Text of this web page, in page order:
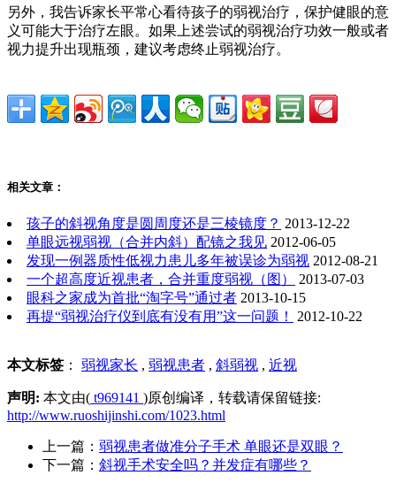
另外，我告诉家长平常心看待孩子的弱视治疗，保护健眼的意
义可能大于治疗左眼。如果上述尝试的弱视治疗功效一般或者
视力提升出现瓶颈，建议考虑终止弱视治疗。
相关文章：
孩子的斜视角度是圆周度还是三棱镜度？ 2013-12-22
单眼远视弱视（合并内斜）配镜之我见 2012-06-05
发现一例器质性低视力患儿多年被误诊为弱视 2012-08-21
一个超高度近视患者，合并重度弱视（图）
2013-07-03
眼科之家成为首批“淘字号”通过者 2013-10-15
再提“弱视治疗仪到底有没有用”这一问题！
2012-10-22
本文标签 ： 弱视家长 , 弱视患者 , 斜弱视 , 近视
声明: 本文由( t969141 )原创编译，转载请保留链接:
http://www.ruoshijinshi.com/1023.html
上一篇： 弱视患者做准分子手术 单眼还是双眼？
下一篇： 斜视手术安全吗？并发症有哪些？